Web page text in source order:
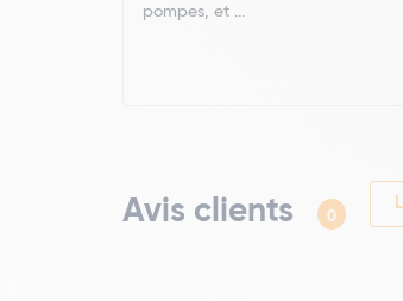
pompes, et ...
Avis clients 0